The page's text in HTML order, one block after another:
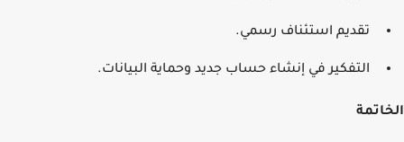
تقديم استئناف رسمي.
التفكير في إنشاء حساب جديد وحماية البيانات.